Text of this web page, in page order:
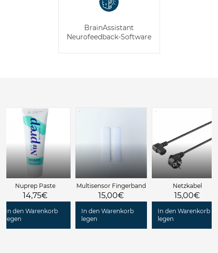
BrainAssistant
Neurofeedback-Software
Nuprep Paste
14,75€
In den Warenkorb
legen
Multisensor Fingerband
15,00€
In den Warenkorb
legen
Netzkabel
15,00€
In den Warenkorb
legen